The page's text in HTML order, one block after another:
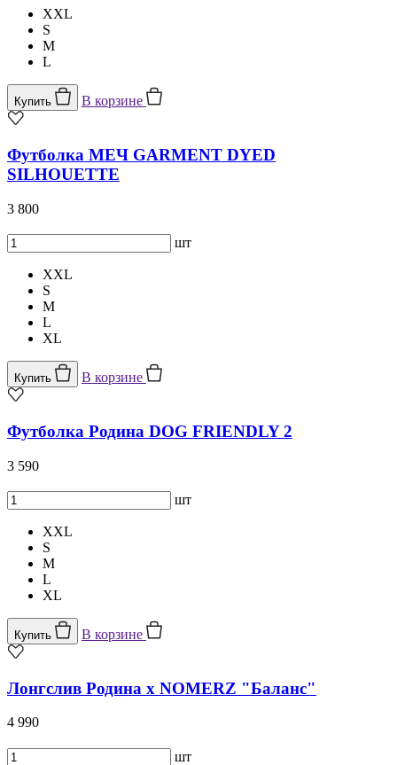
XXL
S
M
L
Купить В корзине
Футболка МЕЧ GARMENT DYED
SILHOUETTE
3 800
шт
XXL
S
M
L
XL
Купить В корзине
Футболка Родина DOG FRIENDLY 2
3 590
шт
XXL
S
M
L
XL
Купить В корзине
Лонгслив Родина х NOMERZ "Баланс"
4 990
шт